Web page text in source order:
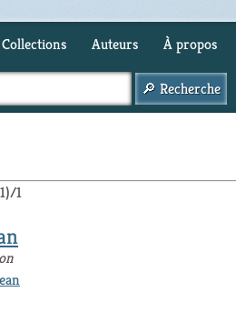
Collections Auteurs À propos
1